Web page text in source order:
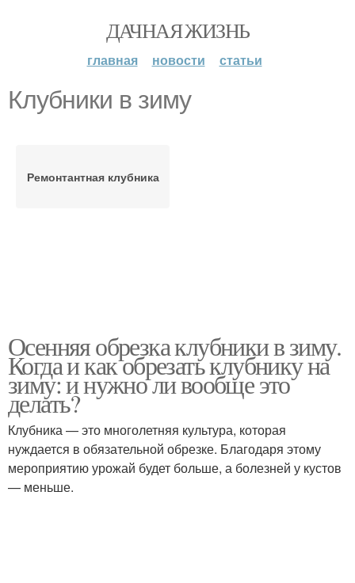
ДАЧНАЯ ЖИЗНЬ
главная новости статьи
Клубники в зиму
Ремонтантная клубника
Осенняя обрезка клубники в зиму.
Когда и как обрезать клубнику на
зиму: и нужно ли вообще это
делать?
Клубника — это многолетняя культура, которая
нуждается в обязательной обрезке. Благодаря этому
мероприятию урожай будет больше, а болезней у кустов
— меньше.